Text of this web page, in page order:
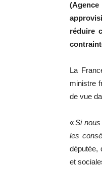
réduire
La
ministre
de vue
«Si
les
députée,
et